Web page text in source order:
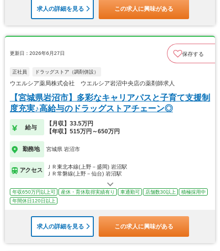
求人の詳細を見る この求人に興味がある
更新日：2026年6月27日 保存する
正社員 ドラッグストア（調剤併設）
ウエルシア薬局株式会社 ウエルシア岩沼中央店の薬剤師求人
【宮城県岩沼市】多彩なキャリアパスと子育て支援制
度充実♪高給与のドラッグストアチェーン◎
給与
【月収】33.5万円
【年収】515万円～650万円
勤務地 宮城県 岩沼市
アクセス
ＪＲ東北本線(上野－盛岡) 岩沼駅
ＪＲ常磐線(上野－仙台) 岩沼駅
年収650万円以上可 産休・育休取得実績有り 車通勤可 店舗数30以上
積極採用中
年間休日120日以上
求人の詳細を見る この求人に興味がある